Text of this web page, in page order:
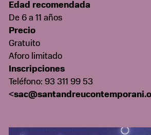
Edad recomendada
De 6 a 11 años
Precio
Gratuito
Aforo limitado
Inscripciones
Teléfono: 93 311 99 53
<